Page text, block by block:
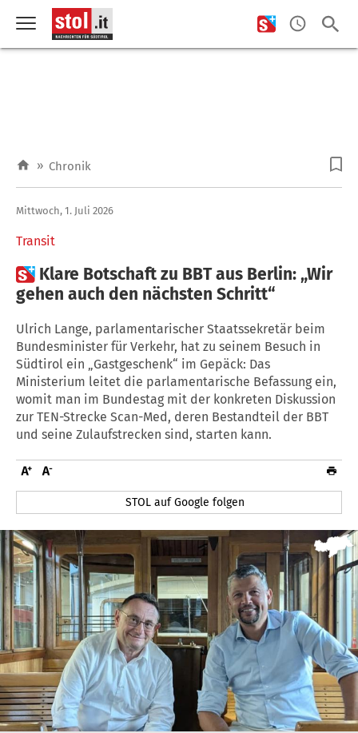
» Chronik
Transit
Mittwoch, 1. Juli 2026
 Klare Botschaft zu BBT aus Berlin: „Wir
gehen auch den nächsten Schritt“
Ulrich Lange, parlamentarischer Staatssekretär beim
Bundesminister für Verkehr, hat zu seinem Besuch in
Südtirol ein „Gastgeschenk“ im Gepäck: Das
Ministerium leitet die parlamentarische Befassung ein,
womit man im Bundestag mit der konkreten Diskussion
zur TEN-Strecke Scan-Med, deren Bestandteil der BBT
und seine Zulaufstrecken sind, starten kann.
STOL auf Google folgen